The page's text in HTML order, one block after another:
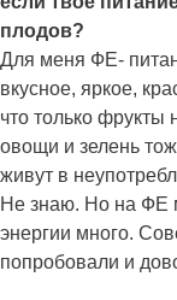
плодов?
Для меня ФЕ-
вкусное, яркое,
что только фрукты
овощи и зелень
живут в
Не знаю. Но на ФЕ
энергии много.
попробовали и